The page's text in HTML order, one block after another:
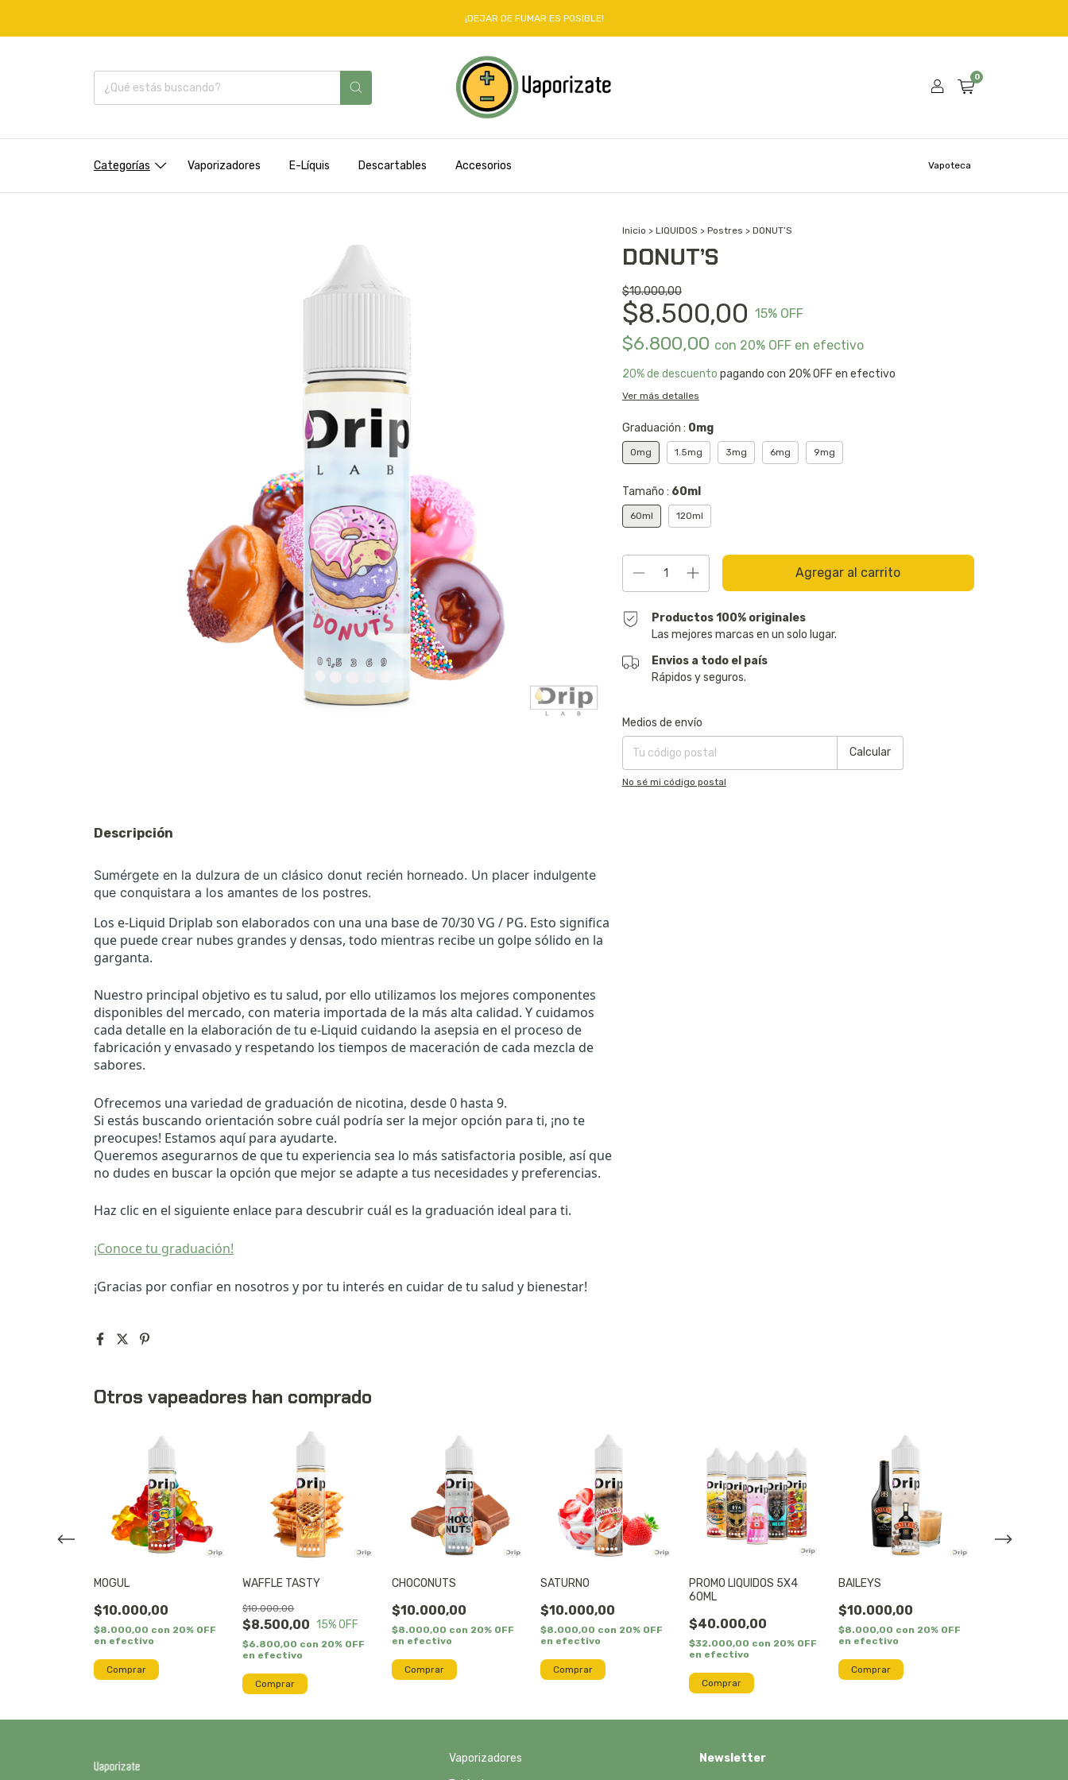
¡DEJAR DE FUMAR ES POSIBLE!
0
Categorías Vaporizadores E-Líquis Descartables Accesorios Vapoteca
Inicio > LIQUIDOS > Postres > DONUT’S
DONUT’S
$10.000,00
$8.500,00 15% OFF
$6.800,00 con 20% OFF en efectivo
20% de descuento pagando con 20% OFF en efectivo
Ver más detalles
Graduación : 0mg
0mg 1.5mg 3mg 6mg 9mg
Tamaño : 60ml
60ml 120ml
Productos 100% originales
Las mejores marcas en un solo lugar.
Envios a todo el país
Rápidos y seguros.
Entregas para el CP:
Medios de envío
Calcular
No sé mi código postal
Descripción
Sumérgete en la dulzura de un clásico donut recién horneado. Un placer indulgente
que conquistara a los amantes de los postres.
Los e-Liquid Driplab son elaborados con una una base de 70/30 VG / PG. Esto significa
que puede crear nubes grandes y densas, todo mientras recibe un golpe sólido en la
garganta.
Nuestro principal objetivo es tu salud, por ello utilizamos los mejores componentes
disponibles del mercado, con materia importada de la más alta calidad. Y cuidamos
cada detalle en la elaboración de tu e-Liquid cuidando la asepsia en el proceso de
fabricación y envasado y respetando los tiempos de maceración de cada mezcla de
sabores.
Ofrecemos una variedad de graduación de nicotina, desde 0 hasta 9.
Si estás buscando orientación sobre cuál podría ser la mejor opción para ti, ¡no te
preocupes! Estamos aquí para ayudarte.
Queremos asegurarnos de que tu experiencia sea lo más satisfactoria posible, así que
no dudes en buscar la opción que mejor se adapte a tus necesidades y preferencias.
Haz clic en el siguiente enlace para descubrir cuál es la graduación ideal para ti.
¡Conoce tu graduación!
¡Gracias por confiar en nosotros y por tu interés en cuidar de tu salud y bienestar!
Otros vapeadores han comprado
MOGUL
$10.000,00
$8.000,00 con 20% OFF
en efectivo
Comprar
WAFFLE TASTY
$8.500,00
$10.000,00
15% OFF
$6.800,00 con 20% OFF
en efectivo
Comprar
CHOCONUTS
$10.000,00
$8.000,00 con 20% OFF
en efectivo
Comprar
SATURNO
$10.000,00
$8.000,00 con 20% OFF
en efectivo
Comprar
PROMO LIQUIDOS 5X4
60ML
$40.000,00
$32.000,00 con 20% OFF
en efectivo
BAILEYS
$10.000,00
$8.000,00 con 20% OFF
en efectivo
Comprar
Vaporizadores
Newsletter